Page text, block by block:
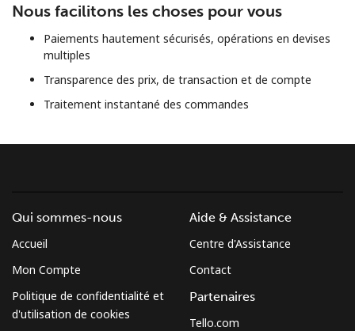
En créant un compte sur ce site, j'accepte les présentes
Conditions générales.
S'inscrire
INSCRIVEZ-VOUS →
Nous facilitons les choses pour vous
Paiements hautement sécurisés, opérations en devises
multiples
Transparence des prix, de transaction et de compte
Traitement instantané des commandes
Qui sommes-nous
Accueil
Mon Compte
Politique de confidentialité et
d'utilisation de cookies
Aide & Assistance
Centre d'Assistance
Contact
Partenaires
Tello.com